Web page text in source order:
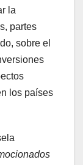
la
partes
sobre el
los países